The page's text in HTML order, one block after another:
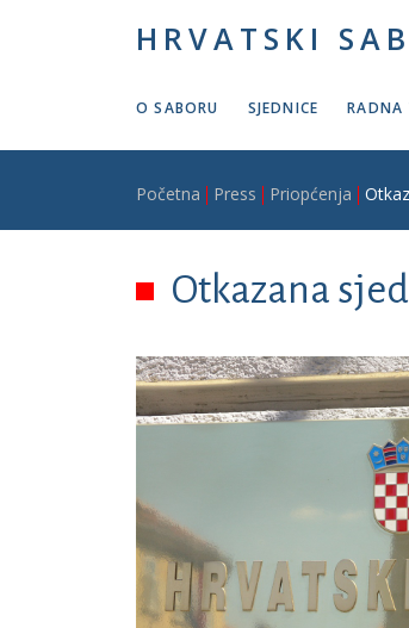
HRVATSKI
O SABORU SJEDNICE RADNA
Breadcrumb
Početna Press Priopćenja
Otkazana